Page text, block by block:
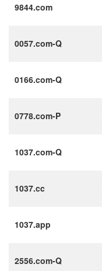
9844.com
0057.com-Q
0166.com-Q
0778.com-P
1037.com-Q
1037.cc
1037.app
2556.com-Q